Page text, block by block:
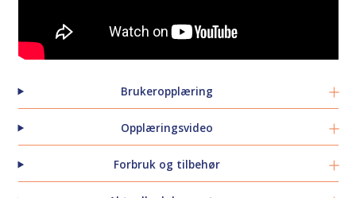
Brukeropplæring
Opplæringsvideo
Forbruk og tilbehør